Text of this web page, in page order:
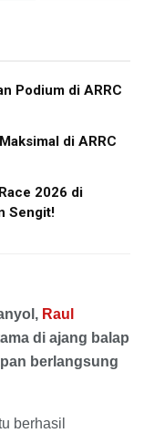
Podium di ARRC
di ARRC
2026 di
Sengit!
Raul
di ajang balap
berlangsung
berhasil